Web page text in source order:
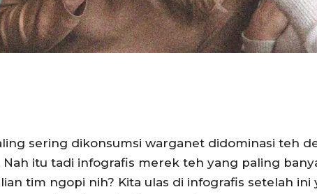
sering dikonsumsi warganet didominasi teh
Nah itu tadi infografis merek teh yang paling
tim ngopi nih? Kita ulas di infografis setelah ini